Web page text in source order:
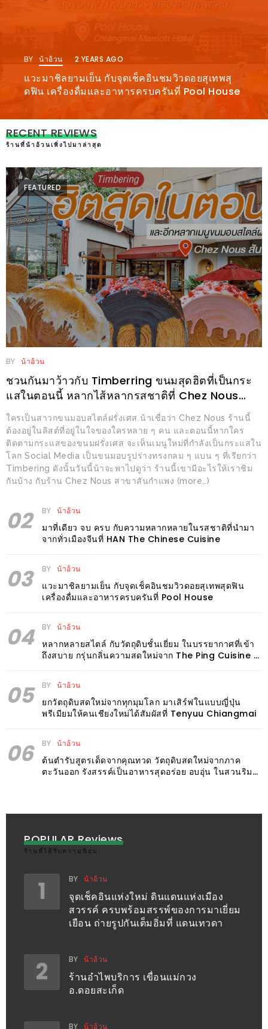
ต้อง
ไป
ลอง
16
ร้าน
ที่
ต้อง
มา
ลอง
ถนน
คน
เดิน
วัน
อาทิตย์
ท่าแพ
เชียงใหม่
CHECKOUT
DRAFT
–
บาร์บีคิว
สาว
กับ
สลัด
บ้านนา
เมนู
เด็ด
ANNA
FARM
เอาชนะ
ใจ
กรรมการ
THE
DISH
ที่
ห้าม
สำหรับ
หนาว
PING
FAI
FESTIVAL
BY น้าอ้วน 2 YEARS AGO
แวะมาชิลยามเย็น กับจุดเช็คอินชมวิวดอยสุเทพสุ
ดฟิน เครื่องดื่มและอาหารครบครันที่ Pool House
RECENT REVIEWS
ร้านที่น้าอ้วนเพิ่งไปมาล่าสุด
FEATURED
BY น้าอ้วน
ชวนกันมาว้าวกับ Timberring ขนมสุดฮิตที่เป็นกระ
แสในตอนนี้ หลากไส้หลากรสชาติที่ Chez Nous
สันกำแพง
ใครเป็นสาวกขนมอบสไตล์ฝรั่งเศส น้าเชื่อว่า Chez Nous ร้านนี้
ต้องอยู่ในลิสต์ที่อยู่ในใจของใครหลาย ๆ คน และตอนนี้หากใคร
ติดตามกระแสของขนมฝรั่งเศส จะเห็นเมนูใหม่ที่กำลังเป็นกระแสใน
โลก Social Media เป็นขนมอบรูปร่างทรงกลม ๆ แบน ๆ ที่เรียกว่า
Timbering ดังนั้นวันนี้น้าจะพาไปดูว่า ร้านนี้เขามีอะไรให้เราชิม
กันบ้าง กับร้าน Chez Nous สาขาสันกำแพง (more…)
02 BY น้าอ้วน
มาที่เดียว จบ ครบ กับความหลากหลายในรสชาติที่นำมา
จากทั่วเมืองจีนที่ HAN The Chinese Cuisine
03 BY น้าอ้วน
แวะมาชิลยามเย็น กับจุดเช็คอินชมวิวดอยสุเทพสุดฟิน
เครื่องดื่มและอาหารครบครันที่ Pool House
04 BY น้าอ้วน
หลากหลายสไตล์ กับวัตถุดิบชั้นเยี่ยม ในบรรยากาศที่เข้า
ถึงสบาย กรุ่นกลิ่นความสดใหม่จาก The Ping Cuisine &
05 BY น้าอ้วน
ยกวัตถุดิบสดใหม่จากทุกมุมโลก มาเสิร์ฟในแบบญี่ปุ่น
พรีเมียมให้คนเชียงใหม่ได้สัมผัสที่ Tenyuu Chiangmai
06 BY น้าอ้วน
ต้นตำรับสูตรเด็ดจากคุณทวด วัตถุดิบสดใหม่จากภาค
ตะวันออก รังสรรค์เป็นอาหารสุดอร่อย อบอุ่น ในสวนริม
POPULAR Reviews
ร้านที่ได้รับความนิยม
1 BY น้าอ้วน
จุดเช็คอินแห่งใหม่ ดินแดนแห่งเมือง
สวรรค์ ครบพร้อมสรรพ์ของการมาเยี่ยม
เยือน ถ่ายรูปกันเต็มอิ่มที่ แดนเทวดา
2 BY น้าอ้วน
ร้านอำไพบริการ เขื่อนแม่กวง
อ.ดอยสะเก็ด
BY น้าอ้วน